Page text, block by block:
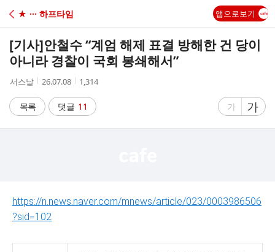
C
A
★ ··· 하프타임 앱으로보기
[기사]안철수 “계엄 해제 표결 방해한 건 당이
아니라 경찰이 국회 봉쇄해서”
작
자
서스날
작
시
간
26.07.08
조
수
1,314
목록 댓글 11
글
게
가
글
자
게
가
https://n.news.naver.com/mnews/article/023/0003986506
?sid=102